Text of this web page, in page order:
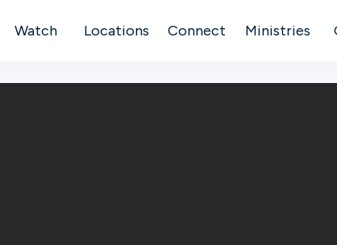
Watch Locations Connect Ministries